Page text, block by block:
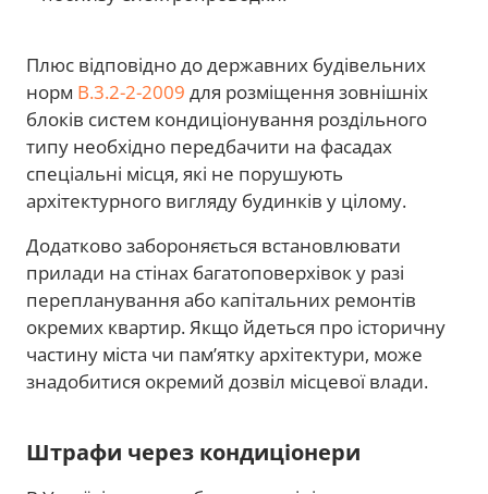
Плюс відповідно до державних будівельних
норм В.3.2-2-2009 для розміщення зовнішніх
блоків систем кондиціонування роздільного
типу необхідно передбачити на фасадах
спеціальні місця, які не порушують
архітектурного вигляду будинків у цілому.
Додатково забороняється встановлювати
прилади на стінах багатоповерхівок у разі
перепланування або капітальних ремонтів
окремих квартир. Якщо йдеться про історичну
частину міста чи пам’ятку архітектури, може
знадобитися окремий дозвіл місцевої влади.
Штрафи через кондиціонери